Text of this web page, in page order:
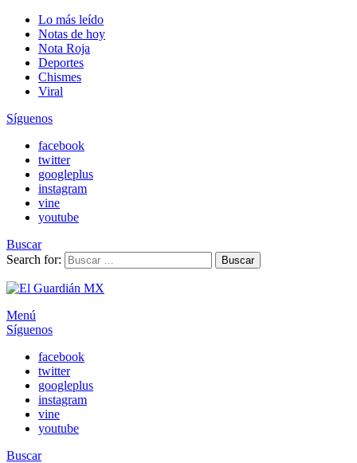
Lo más leído
Notas de hoy
Nota Roja
Deportes
Chismes
Viral
Síguenos
facebook
twitter
googleplus
instagram
vine
youtube
Buscar
Search for:
Buscar
Menú
Síguenos
facebook
twitter
googleplus
instagram
vine
youtube
Buscar